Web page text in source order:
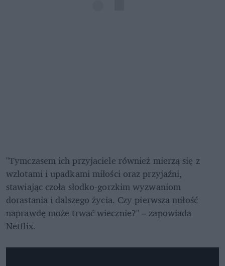
"Tymczasem ich przyjaciele również mierzą się z
wzlotami i upadkami miłości oraz przyjaźni,
stawiając czoła słodko-gorzkim wyzwaniom
dorastania i dalszego życia. Czy pierwsza miłość
naprawdę może trwać wiecznie?" – zapowiada
Netflix.